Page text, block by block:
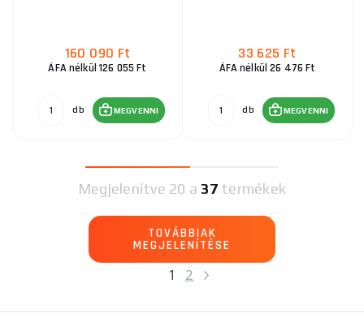
160 090 Ft
ÁFA nélkül 126 055 Ft
db MEGVENNI
33 625 Ft
ÁFA nélkül 26 476 Ft
db MEGVENNI
1 2
Megjelenítve 20 a 37termékek
TOVÁBBIAK
MEGJELENÍTÉSE